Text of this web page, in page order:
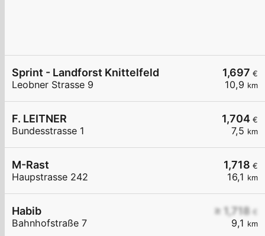
1,697 €
10,9 km
Sprint - Landforst Knittelfeld
Leobner Strasse 9
1,704 €
7,5 km
F. LEITNER
Bundesstrasse 1
1,718 €
16,1 km
M-Rast
Haupstrasse 242
≥ 1,718 €
9,1 km
Habib
Bahnhofstraße 7